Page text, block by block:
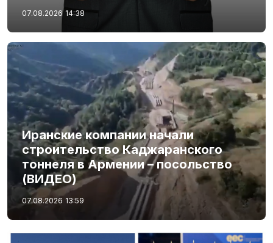
07.08.2026 14:38
Иранские компании начали
строительство Каджаранского
тоннеля в Армении – посольство
(ВИДЕО)
07.08.2026 13:59